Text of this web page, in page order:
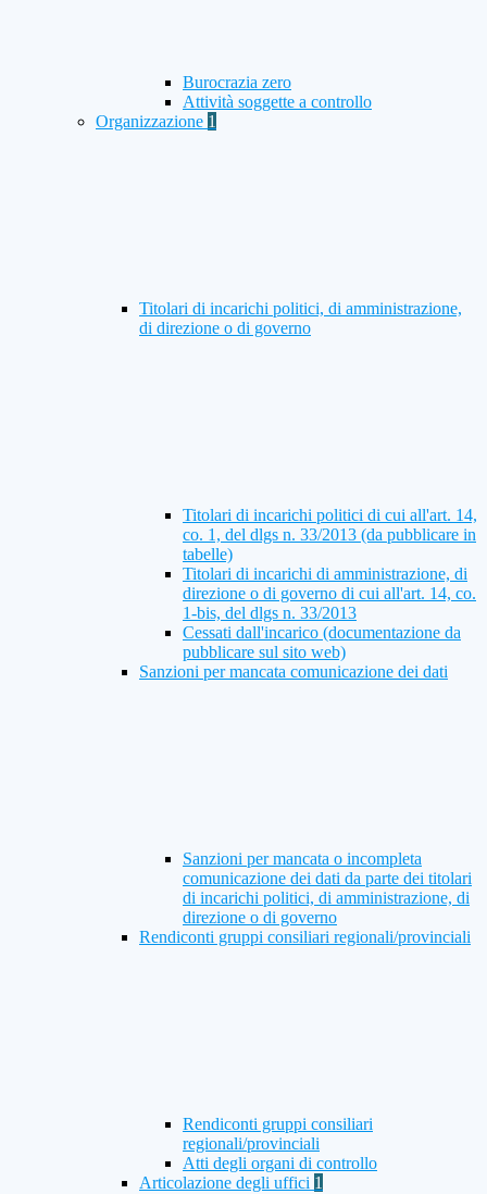
Burocrazia zero
Attività soggette a controllo
Organizzazione 1
Titolari di incarichi politici, di amministrazione,
di direzione o di governo
Titolari di incarichi politici di cui all'art. 14,
co. 1, del dlgs n. 33/2013 (da pubblicare in
tabelle)
Titolari di incarichi di amministrazione, di
direzione o di governo di cui all'art. 14, co.
1-bis, del dlgs n. 33/2013
Cessati dall'incarico (documentazione da
pubblicare sul sito web)
Sanzioni per mancata comunicazione dei dati
Sanzioni per mancata o incompleta
comunicazione dei dati da parte dei titolari
di incarichi politici, di amministrazione, di
direzione o di governo
Rendiconti gruppi consiliari regionali/provinciali
Rendiconti gruppi consiliari
regionali/provinciali
Atti degli organi di controllo
Articolazione degli uffici 1